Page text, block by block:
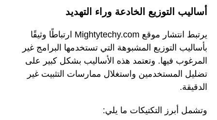
أساليب التوزيع الخادعة وراء التهديد
يرتبط انتشار موقع Mightytechy.com ارتباطًا وثيقًا
بأساليب التوزيع المشبوهة التي تستخدمها البرامج غير
المرغوب فيها. وتعتمد هذه الأساليب بشكل كبير على
تضليل المستخدمين واستغلال ممارسات التثبيت غير
الدقيقة.
وتشمل أبرز التكتيكات ما يلي: